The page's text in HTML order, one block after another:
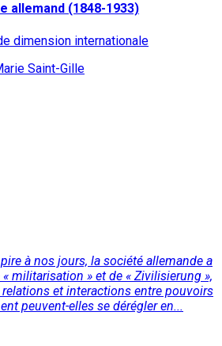
allemand (1848-1933)
dimension internationale
Saint-Gille
à nos jours, la société allemande a
militarisation » et de « Zivilisierung »,
et interactions entre pouvoirs
peuvent-elles se dérégler en...